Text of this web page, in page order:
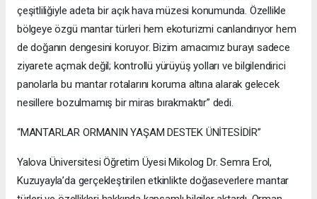
çeşitliliğiyle adeta bir açık hava müzesi konumunda. Özellikle
bölgeye özgü mantar türleri hem ekoturizmi canlandırıyor hem
de doğanın dengesini koruyor. Bizim amacımız burayı sadece
ziyarete açmak değil; kontrollü yürüyüş yolları ve bilgilendirici
panolarla bu mantar rotalarını koruma altına alarak gelecek
nesillere bozulmamış bir miras bırakmaktır” dedi.
“MANTARLAR ORMANIN YAŞAM DESTEK ÜNİTESİDİR”
Yalova Üniversitesi Öğretim Üyesi Mikolog Dr. Semra Erol,
Kuzuyayla’da gerçekleştirilen etkinlikte doğaseverlere mantar